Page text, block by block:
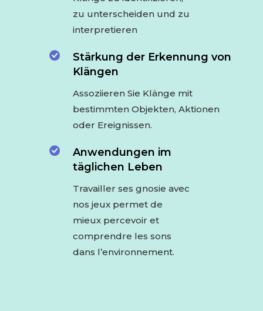
zu unterscheiden und zu
interpretieren
Stärkung der Erkennung von
Klängen
Assoziieren Sie Klänge mit
bestimmten Objekten, Aktionen
oder Ereignissen.
Anwendungen im
täglichen Leben
Travailler ses gnosie avec
nos jeux permet de
mieux percevoir et
comprendre les sons
dans l’environnement.